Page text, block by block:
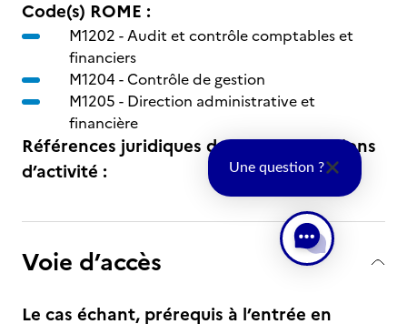
Code(s) ROME :
M1202 -Audit et contrôle comptables et
financiers
M1204 -Contrôle de gestion
M1205 - Direction administrative et
financière
Références juridiques des règlementations
d’activité :
Voie d’accès
Le cas échant, prérequis à l’entrée en
Une question ?